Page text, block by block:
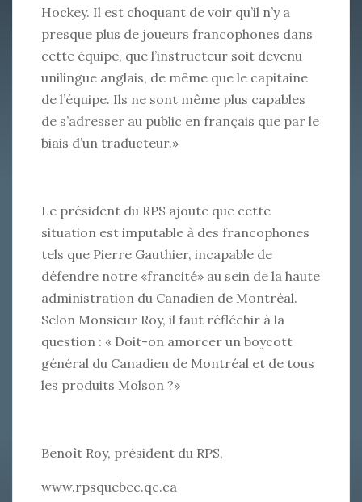
Hockey. Il est choquant de voir qu’il n’y a
presque plus de joueurs francophones dans
cette équipe, que l’instructeur soit devenu
unilingue anglais, de même que le capitaine
de l’équipe. Ils ne sont même plus capables
de s’adresser au public en français que par le
biais d’un traducteur.»
Le président du RPS ajoute que cette
situation est imputable à des francophones
tels que Pierre Gauthier, incapable de
défendre notre «francité» au sein de la haute
administration du Canadien de Montréal.
Selon Monsieur Roy, il faut réfléchir à la
question : « Doit-on amorcer un boycott
général du Canadien de Montréal et de tous
les produits Molson ?»
Benoît Roy, président du RPS,
www.rpsquebec.qc.ca